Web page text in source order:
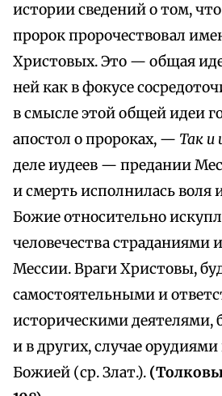
истории сведений о том,
пророк пророчествовал
Христовых. Это — общая
ней как в фокусе
в смысле этой общей идеи
апостол о пророках, — Так и
деле иудеев — предании
и смерть исполнилась воля
Божие относительно
человечества страданиями
Мессии. Враги Христовы,
самостоятельными и
историческими деятелями,
и в других, случае
Божией (ср. Злат.).